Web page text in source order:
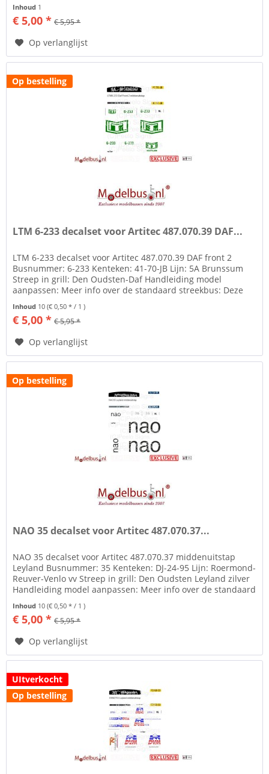
Inhoud 1
€ 5,00 * € 5,95 *
Op verlanglijst
Op bestelling
LTM 6-233 decalset voor Artitec 487.070.39 DAF...
LTM 6-233 decalset voor Artitec 487.070.39 DAF front 2
Busnummer: 6-233 Kenteken: 41-70-JB Lijn: 5A Brunssum
Streep in grill: Den Oudsten-Daf Handleiding model
aanpassen: Meer info over de standaard streekbus: Deze
Inhoud 10(€ 0,50 * / 1 )
€ 5,00 * € 5,95 *
Op verlanglijst
Op bestelling
NAO 35 decalset voor Artitec 487.070.37...
NAO 35 decalset voor Artitec 487.070.37 middenuitstap
Leyland Busnummer: 35 Kenteken: DJ-24-95 Lijn: Roermond-
Reuver-Venlo vv Streep in grill: Den Oudsten Leyland zilver
Handleiding model aanpassen: Meer info over de standaard
Inhoud 10(€ 0,50 * / 1 )
€ 5,00 * € 5,95 *
Op verlanglijst
UItverkocht
Op bestelling